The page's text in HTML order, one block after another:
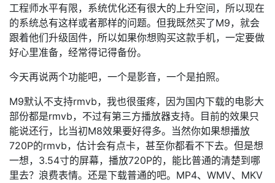
工程师水平有限，系统优化还有很大的上升空间，所以现在
的系统总有这样或者那样的问题。但我既然买了M9，就会
跟着他们升级固件，所以如果你想购买这款手机，一定要做
好心里准备，经常得记得备份。
今天再说两个功能吧，一个是影音，一个是拍照。
M9默认不支持rmvb，我也很蛋疼，因为国内下载的电影大
部份都是rmvb，不过有第三方播放器支持。目前的效果只
能说还行，比当初M8效果要好得多。当然你如果想播放
720P的rmvb，估计会有点卡，甚至你都看不下去。但是想
一想，3.54寸的屏幕，播放720P的，能比普通的清楚到哪
里去？浪费表情。还是下载普通的吧。MP4、WMV、MKV